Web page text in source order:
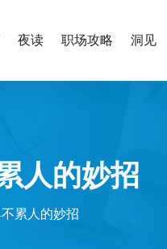
夜读 职场攻略 洞见
人的妙招
累人的妙招